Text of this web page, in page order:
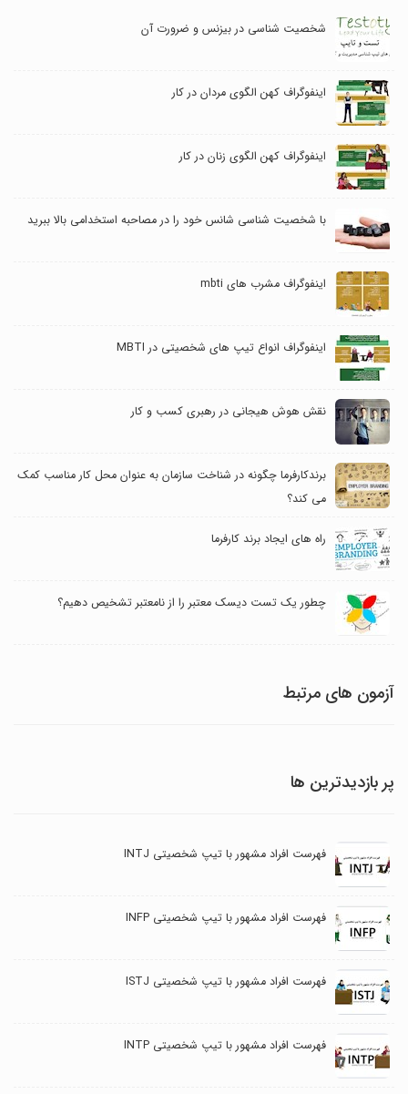
شخصیت شناسی در بیزنس و ضرورت آن
اینفوگراف کهن الگوی مردان در کار
اینفوگراف کهن الگوی زنان در کار
با شخصیت شناسی شانس خود را در مصاحبه استخدامی بالا ببرید
اینفوگراف مشرب های mbti
اینفوگراف انواع تیپ های شخصیتی در MBTI
نقش هوش هیجانی در رهبری کسب و کار
برندکارفرما چگونه در شناخت سازمان به عنوان محل کار مناسب کمک
می کند؟
راه های ایجاد برند کارفرما
چطور یک تست دیسک معتبر را از نامعتبر تشخیص دهیم؟
آزمون های مرتبط
پر بازدیدترین ها
فهرست افراد مشهور با تیپ شخصیتی INTJ
فهرست افراد مشهور با تیپ شخصیتی INFP
فهرست افراد مشهور با تیپ شخصیتی ISTJ
فهرست افراد مشهور با تیپ شخصیتی INTP